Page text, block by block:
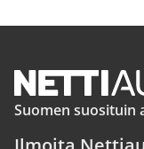
Suomen suosituin